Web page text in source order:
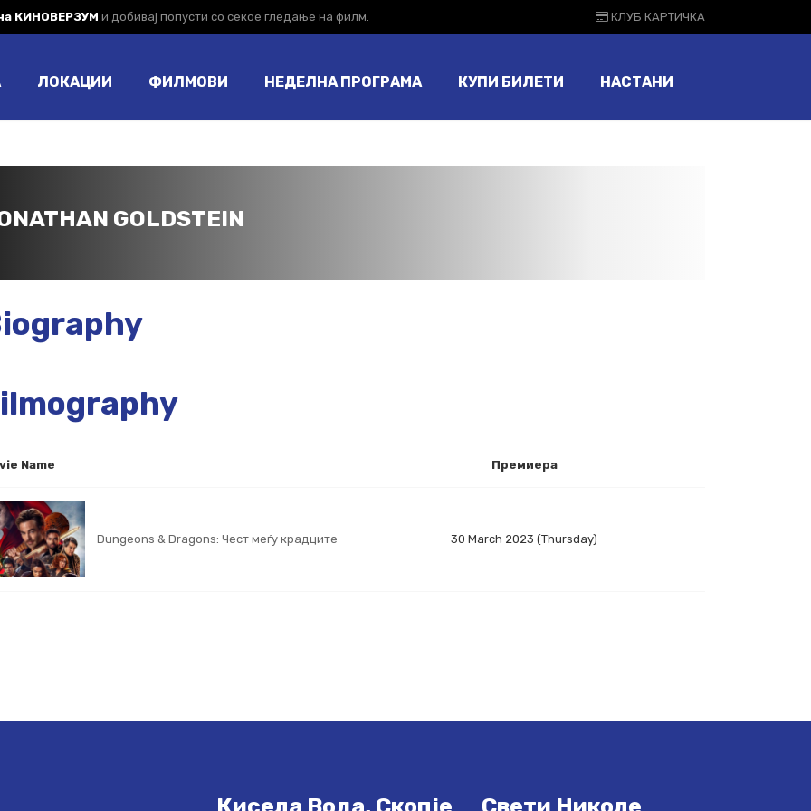
КИНОВЕРЗУМ и добивај попусти со секое гледање на филм. КЛУБ КАРТИЧКА
ЛОКАЦИИ ФИЛМОВИ НЕДЕЛНА ПРОГРАМА КУПИ БИЛЕТИ НАСТАНИ
GOLDSTEIN
Name Премиера
Dungeons & Dragons: Чест меѓу крадците 30 March 2023 (Thursday)